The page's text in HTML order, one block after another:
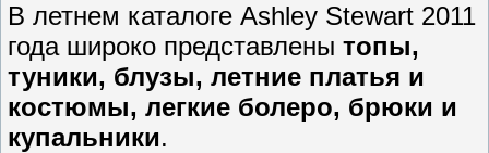
В летнем каталоге Ashley Stewart 2011
года широко представлены топы,
туники, блузы, летние платья и
костюмы, легкие болеро, брюки и
купальники.